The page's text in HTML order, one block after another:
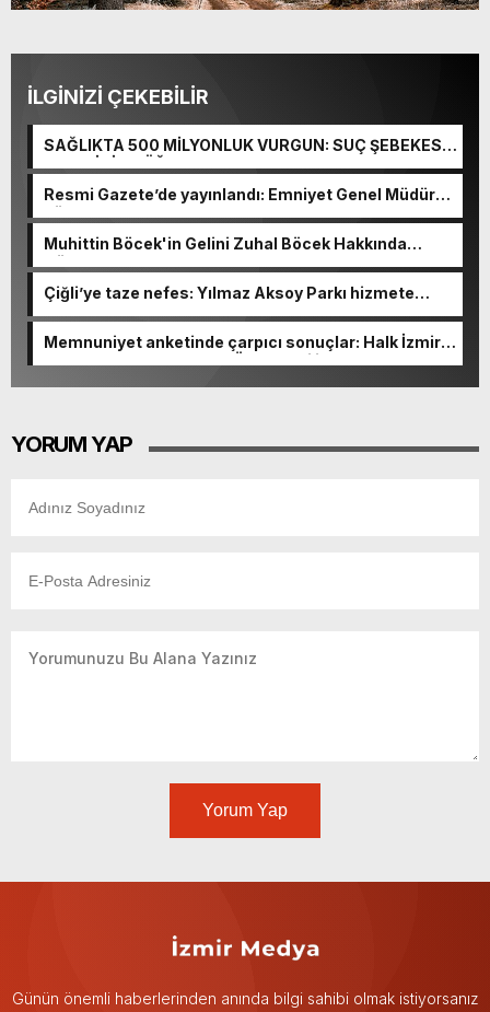
İLGİNİZİ ÇEKEBİLİR
SAĞLIKTA 500 MİLYONLUK VURGUN: SUÇ ŞEBEKESİ
KAÇIŞ İÇİN DÜĞMEYE BASTI!
Resmi Gazete’de yayınlandı: Emniyet Genel Müdürü
görevden alındı!
Muhittin Böcek'in Gelini Zuhal Böcek Hakkında
Gözaltı Kararı!
Çiğli’ye taze nefes: Yılmaz Aksoy Parkı hizmete
Memnuniyet anketinde çarpıcı sonuçlar: Halk İzmirli
başkanlardan memnun, Ömer Eşki ilk sırada
YORUM YAP
Yorum Yap
Günün önemli haberlerinden anında bilgi sahibi olmak istiyorsanız